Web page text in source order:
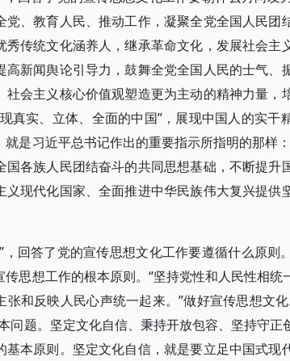
党、教育人民、推动工作，凝聚全党全国人民团
秀传统文化涵养人，继承革命文化，发展社会主
高新闻舆论引导力，鼓舞全党全国人民的士气、
社会主义核心价值观塑造更为主动的精神力量，
真实、立体、全面的中国”，展现中国人的实干
是习近平总书记作出的重要指示所指明的那样
国各族人民团结奋斗的共同思想基础，不断提升
现代化国家、全面推进中华民族伟大复兴提供
，回答了党的宣传思想文化工作要遵循什么原则
思想工作的根本原则。“坚持党性和人民性相
张和反映人民心声统一起来。”做好宣传思想文
问题。坚定文化自信、秉持开放包容、坚持守
基本原则。坚定文化自信，就是要立足中国式现